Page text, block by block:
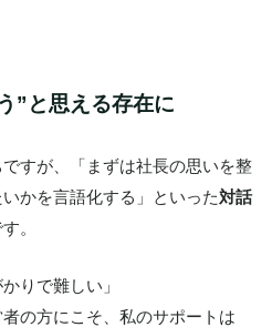
”と思える存在に
すが、「まずは社長の思いを整
かを言語化する」といった対話
。
りで難しい」
の方にこそ、私のサポートは